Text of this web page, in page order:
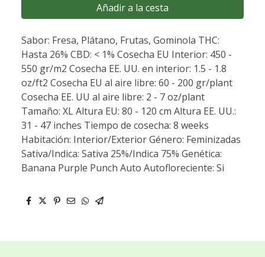
Añadir a la cesta
Sabor: Fresa, Plátano, Frutas, Gominola THC:
Hasta 26% CBD: < 1% Cosecha EU Interior: 450 -
550 gr/m2 Cosecha EE. UU. en interior: 1.5 - 1.8
oz/ft2 Cosecha EU al aire libre: 60 - 200 gr/plant
Cosecha EE. UU al aire libre: 2 - 7 oz/plant
Tamaño: XL Altura EU: 80 - 120 cm Altura EE. UU.:
31 - 47 inches Tiempo de cosecha: 8 weeks
Habitación: Interior/Exterior Género: Feminizadas
Sativa/Indica: Sativa 25%/Indica 75% Genética:
Banana Purple Punch Auto Autofloreciente: Si